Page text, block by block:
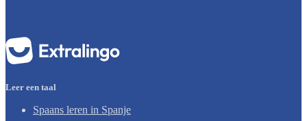
Leer een taal
Spaans leren in Spanje